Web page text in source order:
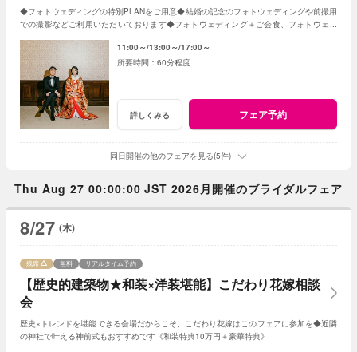
◆フォトウェディングの特別PLANをご用意◆結婚の記念のフォトウェディングや前撮用
での撮影などご利用いただいております◆フォトウェディング＋ご会食、フォトウェデ
11:00～ 13:00～ 17:00～
60分程度
詳しくみる フェア予約
同日開催の他のフェアを見る(5件)
Thu Aug 27 00:00:00 JST 2026月開催のブライダルフェア
8/27 (木)
【歴史的建築物★和装×洋装堪能】こだわり花嫁相談
会
残席 無料 リアルタイム予約
歴史×トレンドを堪能できる会場だからこそ、こだわり花嫁はこのフェアに参加を◆近隣
の神社で叶える神前式もおすすめです《和装特典10万円＋豪華特典》